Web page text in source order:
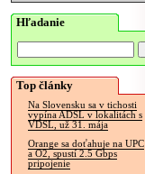
Hľadanie
Top články
Na Slovensku sa v tichosti
vypína ADSL v lokalitách s
VDSL, už 31. mája
Orange sa doťahuje na UPC
a O2, spustí 2.5 Gbps
pripojenie